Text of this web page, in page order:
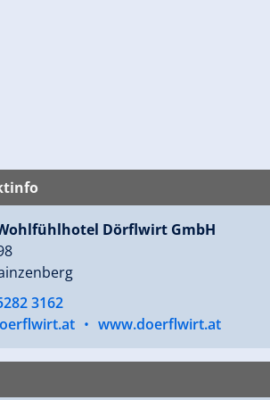
Dörflwirt GmbH
3162
• www.doerflwirt.at